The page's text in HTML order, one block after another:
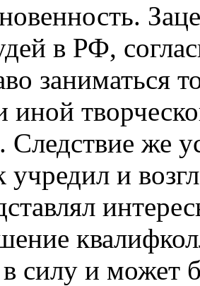
в РФ,
заниматься
иной
Следствие же
учредил и
силу и может